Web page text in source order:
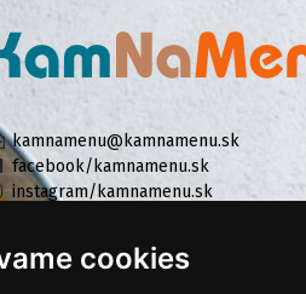
cookies
kamnamenu@kamnamenu.sk
facebook/kamnamenu.sk
instagram/kamnamenu.sk